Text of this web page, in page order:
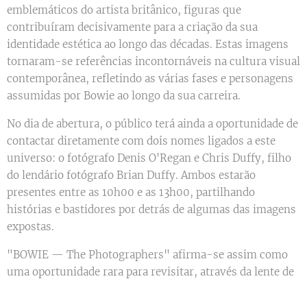
emblemáticos do artista britânico, figuras que
contribuíram decisivamente para a criação da sua
identidade estética ao longo das décadas. Estas imagens
tornaram-se referências incontornáveis na cultura visual
contemporânea, refletindo as várias fases e personagens
assumidas por Bowie ao longo da sua carreira.
No dia de abertura, o público terá ainda a oportunidade de
contactar diretamente com dois nomes ligados a este
universo: o fotógrafo Denis O'Regan e Chris Duffy, filho
do lendário fotógrafo Brian Duffy. Ambos estarão
presentes entre as 10h00 e as 13h00, partilhando
histórias e bastidores por detrás de algumas das imagens
expostas.
"BOWIE — The Photographers" afirma-se assim como
uma oportunidade rara para revisitar, através da lente de